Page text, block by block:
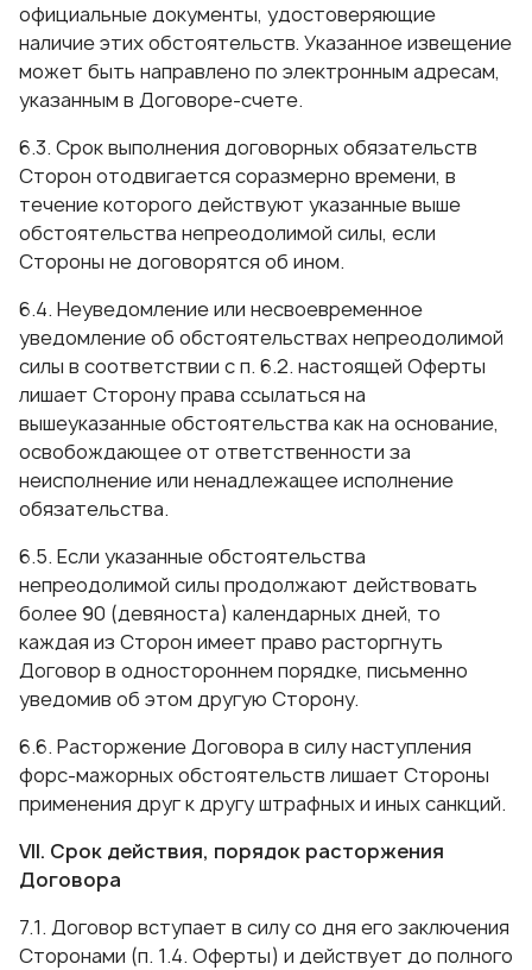
официальные документы, удостоверяющие
наличие этих обстоятельств. Указанное извещение
может быть направлено по электронным адресам,
указанным в Договоре-счете.
6.3. Срок выполнения договорных обязательств
Сторон отодвигается соразмерно времени, в
течение которого действуют указанные выше
обстоятельства непреодолимой силы, если
Стороны не договорятся об ином.
6.4. Неуведомление или несвоевременное
уведомление об обстоятельствах непреодолимой
силы в соответствии с п. 6.2. настоящей Оферты
лишает Сторону права ссылаться на
вышеуказанные обстоятельства как на основание,
освобождающее от ответственности за
неисполнение или ненадлежащее исполнение
обязательства.
6.5. Если указанные обстоятельства
непреодолимой силы продолжают действовать
более 90 (девяноста) календарных дней, то
каждая из Сторон имеет право расторгнуть
Договор в одностороннем порядке, письменно
уведомив об этом другую Сторону.
6.6. Расторжение Договора в силу наступления
форс-мажорных обстоятельств лишает Стороны
применения друг к другу штрафных и иных санкций.
VII. Срок действия, порядок расторжения
Договора
7.1. Договор вступает в силу со дня его заключения
Сторонами (п. 1.4. Оферты) и действует до полного